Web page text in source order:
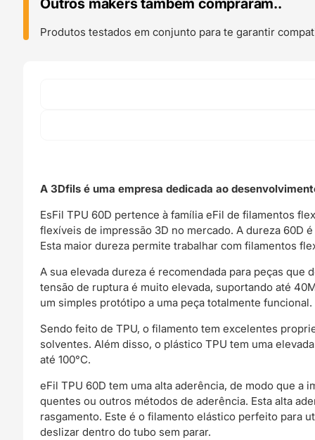
Outros makers também compraram..
Produtos testados em conjunto para te garantir
A 3Dfils é uma empresa dedicada ao
EsFil TPU 60D pertence à família eFil de filamentos
flexíveis de impressão 3D no mercado. A dureza 60D
Esta maior dureza permite trabalhar com filamentos
A sua elevada dureza é recomendada para peças
tensão de ruptura é muito elevada, suportando até
um simples protótipo a uma peça totalmente funcional.
Sendo feito de TPU, o filamento tem excelentes
solventes. Além disso, o plástico TPU tem uma
até 100°C.
eFil TPU 60D tem uma alta aderência, de modo que a
quentes ou outros métodos de aderência. Esta alta
rasgamento. Este é o filamento elástico perfeito para
deslizar dentro do tubo sem parar.